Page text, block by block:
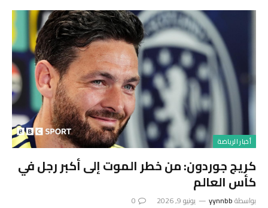
أخبار الرياضة
كريج جوردون: من خطر الموت إلى أكبر رجل في
كأس العالم
بواسطةyynnbb يونيو 9, 2026 0